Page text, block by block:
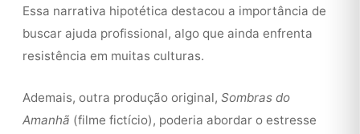
Essa narrativa hipotética destacou a importância de
buscar ajuda profissional, algo que ainda enfrenta
resistência em muitas culturas.
Ademais, outra produção original, Sombras do
Amanhã (filme fictício), poderia abordar o estresse